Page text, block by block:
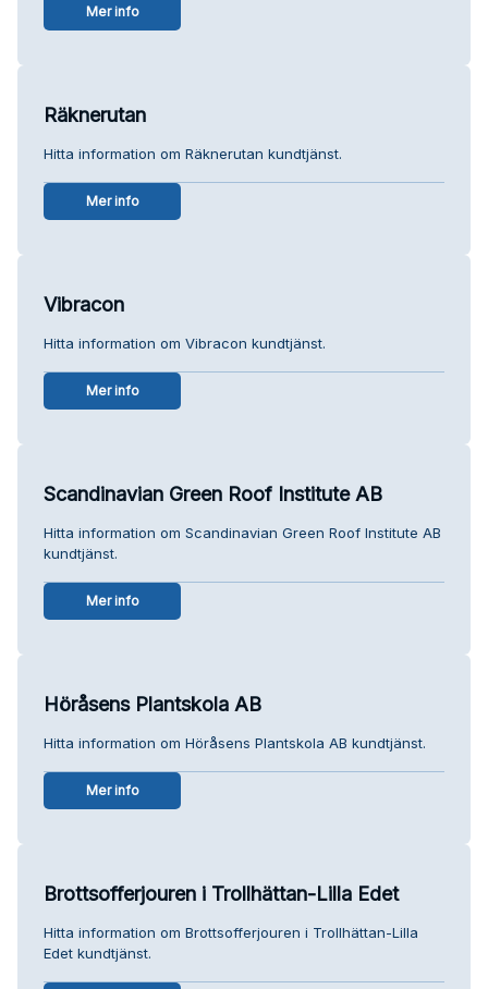
Mer info
Räknerutan
Hitta information om Räknerutan kundtjänst.
Mer info
Vibracon
Hitta information om Vibracon kundtjänst.
Mer info
Scandinavian Green Roof Institute AB
Hitta information om Scandinavian Green Roof Institute AB
kundtjänst.
Mer info
Höråsens Plantskola AB
Hitta information om Höråsens Plantskola AB kundtjänst.
Mer info
Brottsofferjouren i Trollhättan-Lilla Edet
Hitta information om Brottsofferjouren i Trollhättan-Lilla
Edet kundtjänst.